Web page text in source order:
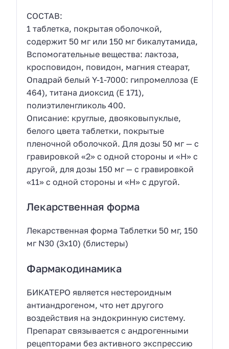
СОСТАВ:
1 таблетка, покрытая оболочкой,
содержит 50 мг или 150 мг бикалутамида,
Вспомогательные вещества: лактоза,
кросповидон, повидон, магния стеарат,
Опадрай белый Y-1-7000: гипромеллоза (Е
464), титана диоксид (Е 171),
полиэтиленгликоль 400.
Описание: круглые, двояковыпуклые,
белого цвета таблетки, покрытые
пленочной оболочкой. Для дозы 50 мг — с
гравировкой «2» с одной стороны и «Н» с
другой, для дозы 150 мг — с гравировкой
«11» с одной стороны и «Н» с другой.
Лекарственная форма
Лекарственная форма Таблетки 50 мг, 150
мг N30 (3х10) (блистеры)
Фармакодинамика
БИКАТЕРО является нестероидным
антиандрогеном, что нет другого
воздействия на эндокринную систему.
Препарат связывается с андрогенными
рецепторами без активного экспрессию